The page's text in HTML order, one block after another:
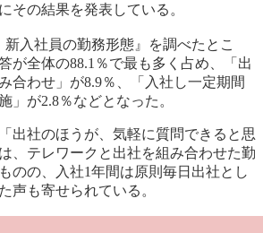
その結果を発表している。
新入社員の勤務形態』を調べたとこ
が全体の88.1％で最も多く占め、「出
合わせ」が8.9％、「入社し一定期間
」が2.8％などとなった。
出社のほうが、気軽に質問できると思
、テレワークと出社を組み合わせた勤
のの、入社1年間は原則毎日出社とし
声も寄せられている。